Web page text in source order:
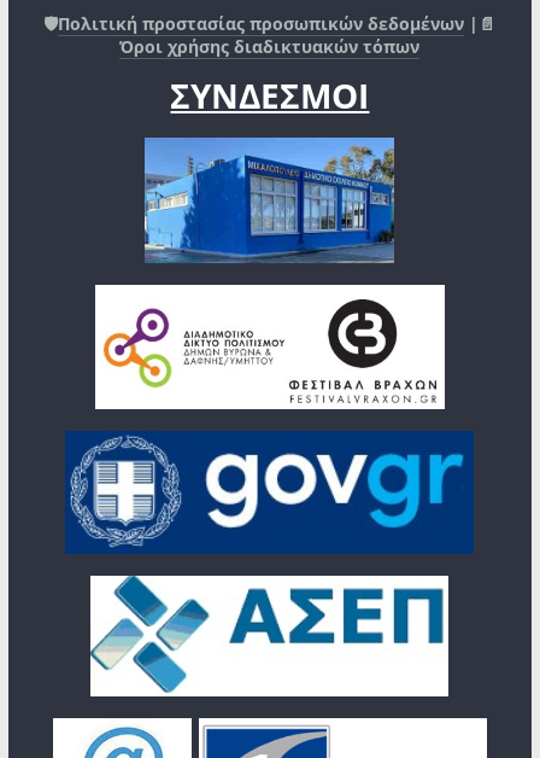
🛡️Πολιτική προστασίας προσωπικών δεδομένων |📄
Όροι χρήσης διαδικτυακών τόπων
ΣΥΝΔΕΣΜΟΙ